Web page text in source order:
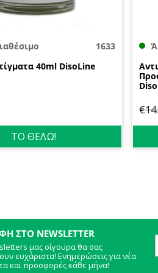
1633
40ml DisoLine
ΤΟ ΘΕΛΩ!
€
ΣΤΟ NEWSLETTER
μας σίγουρα θα σας
ευχάριστα! Ενημερώσεις για νέα
και προσφορές κάθε μήνα!